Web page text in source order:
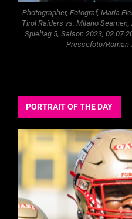
Photographer, Fotograf, Maria
Tirol Raiders vs. Milano Seamen,
Spieltag 5, Saison 2023,
Pressefoto/Roman
PORTRAIT OF THE DAY